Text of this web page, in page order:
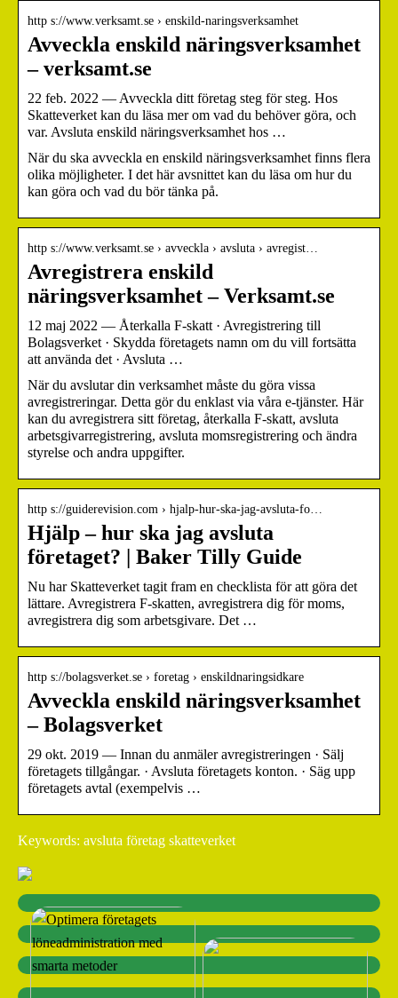
http s://www.verksamt.se › enskild-naringsverksamhet
Avveckla enskild näringsverksamhet
– verksamt.se
22 feb. 2022 — Avveckla ditt företag steg för steg. Hos
Skatteverket kan du läsa mer om vad du behöver göra, och
var. Avsluta enskild näringsverksamhet hos …
När du ska avveckla en enskild näringsverksamhet finns flera
olika möjligheter. I det här avsnittet kan du läsa om hur du
kan göra och vad du bör tänka på.
http s://www.verksamt.se › avveckla › avsluta › avregist…
Avregistrera enskild
näringsverksamhet – Verksamt.se
12 maj 2022 — Återkalla F-skatt · Avregistrering till
Bolagsverket · Skydda företagets namn om du vill fortsätta
att använda det · Avsluta …
När du avslutar din verksamhet måste du göra vissa
avregistreringar. Detta gör du enklast via våra e-tjänster. Här
kan du avregistrera sitt företag, återkalla F-skatt, avsluta
arbetsgivarregistrering, avsluta momsregistrering och ändra
styrelse och andra uppgifter.
http s://guiderevision.com › hjalp-hur-ska-jag-avsluta-fo…
Hjälp – hur ska jag avsluta
företaget? | Baker Tilly Guide
Nu har Skatteverket tagit fram en checklista för att göra det
lättare. Avregistrera F-skatten, avregistrera dig för moms,
avregistrera dig som arbetsgivare. Det …
http s://bolagsverket.se › foretag › enskildnaringsidkare
Avveckla enskild näringsverksamhet
– Bolagsverket
29 okt. 2019 — Innan du anmäler avregistreringen · Sälj
företagets tillgångar. · Avsluta företagets konton. · Säg upp
företagets avtal (exempelvis …
Keywords: avsluta företag skatteverket